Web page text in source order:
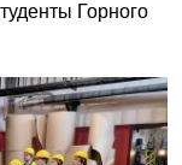
Горного